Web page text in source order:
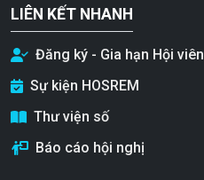
LIÊN KẾT NHANH
Đăng ký - Gia hạn Hội viên
Sự kiện HOSREM
Thư viện số
Báo cáo hội nghị